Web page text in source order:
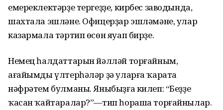
емереклектәрҙе тергеҙҙе, кирбес заводында,
шахтала эшләне. Офицерҙар эшләмәне, улар
казармала тәртип өсөн яуап бирҙе.
Немец һалдаттарын йәлләй торғайным,
ағайымды үлтерһәләр ҙә уларға ҡарата
нәфрәтем булманы. Яныбыҙға килеп: “Беҙҙе
ҡасан ҡайтаралар?”—тип һораша торғайнылар.